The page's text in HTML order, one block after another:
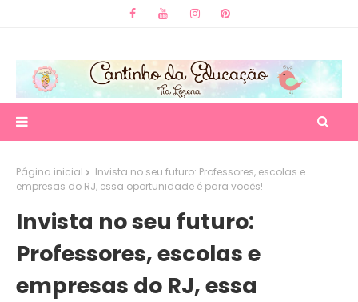
Página inicial
Invista no seu futuro: Professores, escolas e
empresas do RJ, essa oportunidade é para vocês!
Invista no seu futuro:
Professores, escolas e
empresas do RJ, essa